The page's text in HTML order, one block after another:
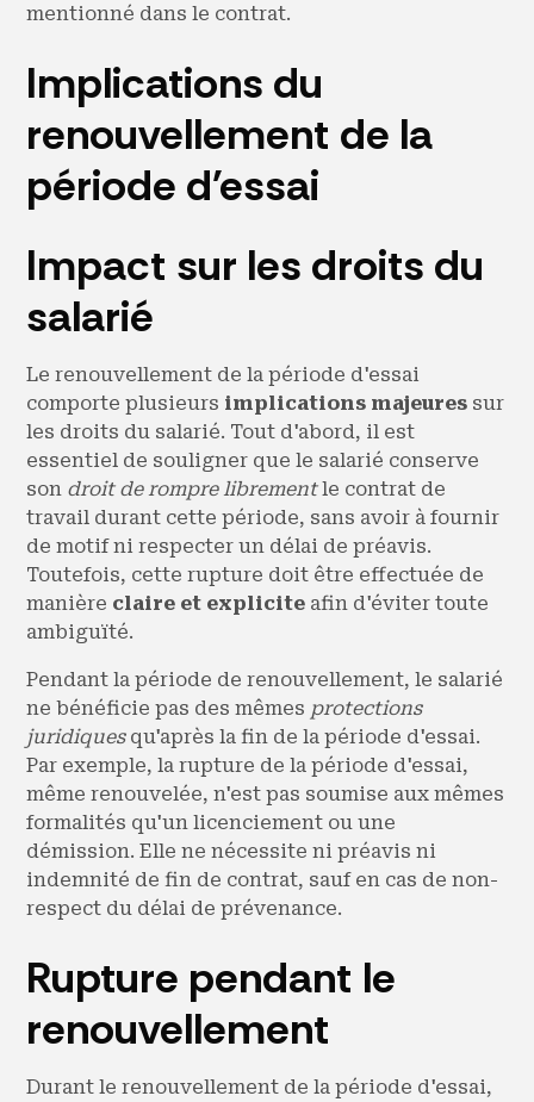
mentionné dans le contrat.
Implications du
renouvellement de la
période d'essai
Impact sur les droits du
salarié
Le renouvellement de la période d'essai
comporte plusieurs implications majeures sur
les droits du salarié. Tout d'abord, il est
essentiel de souligner que le salarié conserve
son droit de rompre librementle contrat de
travail durant cette période, sans avoir à fournir
de motif ni respecter un délai de préavis.
Toutefois, cette rupture doit être effectuée de
manière claire et explicite afin d'éviter toute
ambiguïté.
Pendant la période de renouvellement, le salarié
ne bénéficie pas des mêmes protections
juridiquesqu'après la fin de la période d'essai.
Par exemple, la rupture de la période d'essai,
même renouvelée, n'est pas soumise aux mêmes
formalités qu'un licenciement ou une
démission. Elle ne nécessite ni préavis ni
indemnité de fin de contrat, sauf en cas de non-
respect du délai de prévenance.
Rupture pendant le
renouvellement
Durant le renouvellement de la période d'essai,